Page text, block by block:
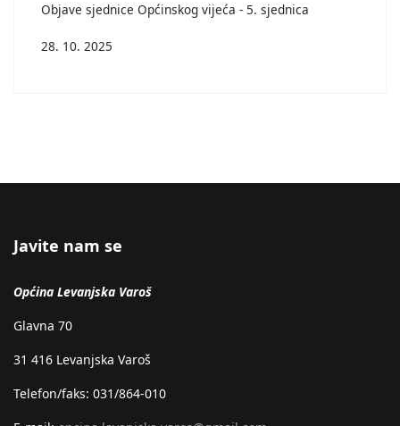
Objave sjednice Općinskog vijeća - 5. sjednica
28. 10. 2025
Javite nam se
Općina Levanjska Varoš
Glavna 70
31 416 Levanjska Varoš
Telefon/faks: 031/864-010